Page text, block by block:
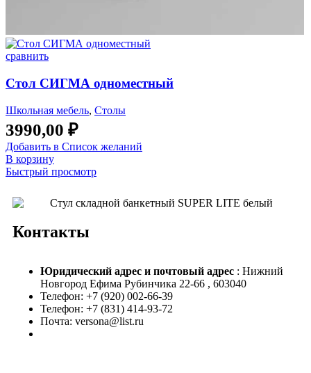
сравнить
Стол СИГМА одноместный
Школьная мебель, Столы
3990,00 ₽
Добавить в Список желаний
В корзину
Быстрый просмотр
Контакты
Юридический адрес и почтовый адрес : Нижний
Новгород Ефима Рубинчика 22-66 , 603040
Телефон: +7 (920) 002-66-39
Телефон: +7 (831) 414-93-72
Почта: versona@list.ru